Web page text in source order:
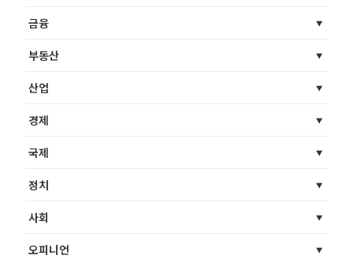
금융
부동산
산업
경제
국제
정치
사회
오피니언